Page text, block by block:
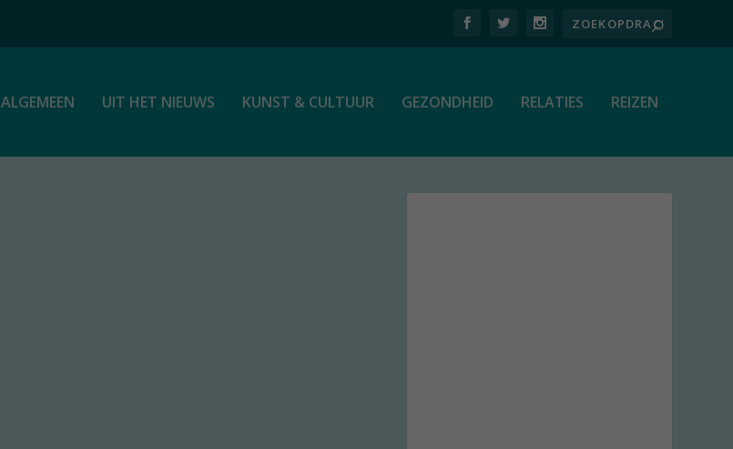
ALGEMEEN UIT HET NIEUWS KUNST & CULTUUR GEZONDHEID RELATIES REIZEN